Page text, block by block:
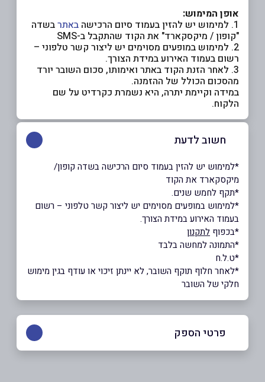
אופן המימוש:
1. למימוש יש להזין בעמוד סיום הרכישה באתרבשדה
"קופון / מיקסקארד" את הקוד שהתקבל ב-SMS
2. למימוש במופעים מסוימים יש ליצור קשר טלפוני –
רשום בעמוד האירוע במידת הצורך.
3. לאחר הזנת הקוד באתר ואימותו, סכום השובר יורד
מהסכום הכולל של ההזמנה.
במידה וקיימת יתרה, היא נשמרת כקרדיט על שם
הלקוח.
חשוב לדעת
*למימוש יש להזין בעמוד סיום הרכישה בשדה קופון/
מיקסקארד את הקוד
*תקף לחמש שנים.
*למימוש במופעים מסוימים יש ליצור קשר טלפוני – רשום
בעמוד האירוע במידת הצורך.
*בכפוף לתקנון
*התמונה למחשה בלבד
*ט.ל.ח
*לאחר חלוף תוקף השובר, לא יינתן זיכוי או עודף בגין מימוש
חלקי של השובר
פרטי הספק